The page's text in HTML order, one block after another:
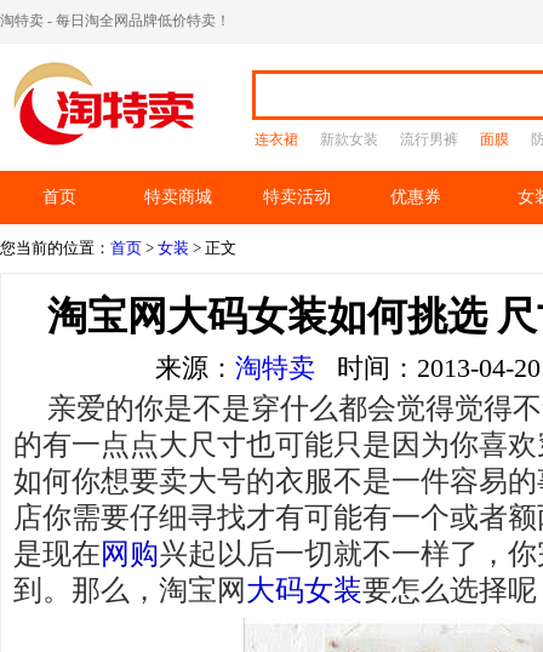
淘特卖 - 每日淘全网品牌低价特卖！
连衣裙 新款女装 流行男裤 面膜
首页 特卖商城 特卖活动 优惠券 女
您当前的位置： 首页 > 女装 > 正文
淘宝网大码女装如何挑选
来源： 淘特卖 时间：2013-04-
亲爱的你是不是穿什么都会觉得觉得
的有一点点大尺寸也可能只是因为你喜
如何你想要卖大号的衣服不是一件容易
店你需要仔细寻找才有可能有一个或者
是现在网购兴起以后一切就不一样了，
到。那么，淘宝网大码女装要怎么选择呢